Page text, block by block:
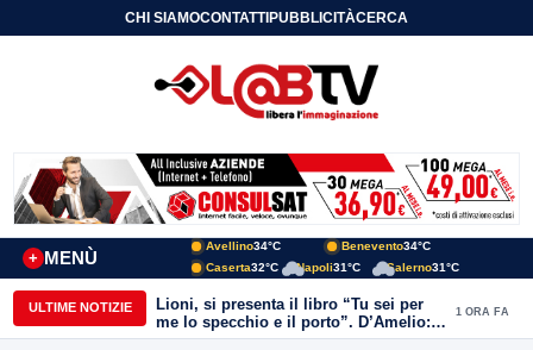
CHI SIAMOCONTATTIPUBBLICITÀCERCA
MENÙ
+
Avellino34°C Benevento34°C
Caserta32°C Napoli31°C Salerno31°C
ULTIME NOTIZIE
Lioni, si presenta il libro “Tu sei per
me lo specchio e il porto”. D’Amelio:
“Gettiamo un seme d’impegno futuro
1 ORA FA